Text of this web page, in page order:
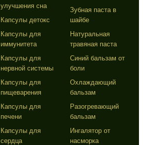
улучшения сна
Капсулы детокс
Капсулы для
иммунитета
Капсулы для
нервной системы
Капсулы для
пищеварения
Капсулы для
печени
Капсулы для
сердца
Зубная паста в
шайбе
Натуральная
травяная паста
Синий бальзам от
боли
Охлаждающий
бальзам
Разогревающий
бальзам
Ингалятор от
насморка